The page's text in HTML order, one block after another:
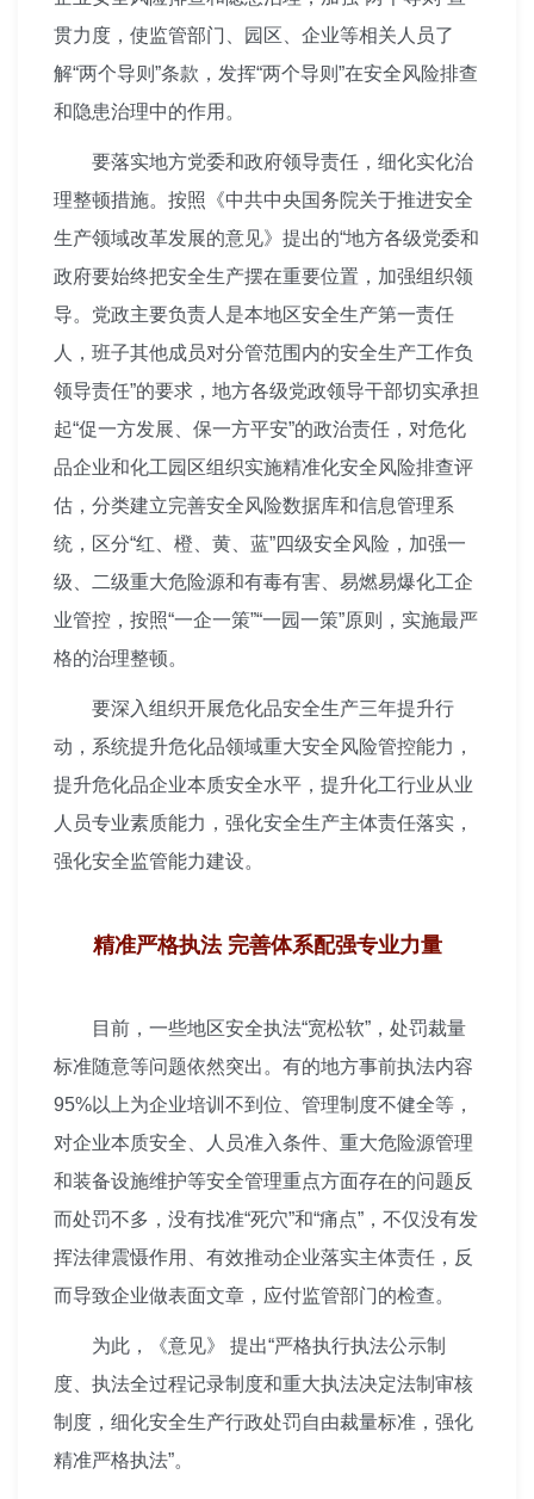
贯力度，使监管部门、园区、企业等相关人员了
解“两个导则”条款，发挥“两个导则”在安全风险排查
和隐患治理中的作用。
要落实地方党委和政府领导责任，细化实化治
理整顿措施。按照《中共中央国务院关于推进安全
生产领域改革发展的意见》提出的“地方各级党委和
政府要始终把安全生产摆在重要位置，加强组织领
导。党政主要负责人是本地区安全生产第一责任
人，班子其他成员对分管范围内的安全生产工作负
领导责任”的要求，地方各级党政领导干部切实承担
起“促一方发展、保一方平安”的政治责任，对危化
品企业和化工园区组织实施精准化安全风险排查评
估，分类建立完善安全风险数据库和信息管理系
统，区分“红、橙、黄、蓝”四级安全风险，加强一
级、二级重大危险源和有毒有害、易燃易爆化工企
业管控，按照“一企一策”“一园一策”原则，实施最严
格的治理整顿。
要深入组织开展危化品安全生产三年提升行
动，系统提升危化品领域重大安全风险管控能力，
提升危化品企业本质安全水平，提升化工行业从业
人员专业素质能力，强化安全生产主体责任落实，
强化安全监管能力建设。
精准严格执法 完善体系配强专业力量
目前，一些地区安全执法“宽松软”，处罚裁量
标准随意等问题依然突出。有的地方事前执法内容
95%以上为企业培训不到位、管理制度不健全等，
对企业本质安全、人员准入条件、重大危险源管理
和装备设施维护等安全管理重点方面存在的问题反
而处罚不多，没有找准“死穴”和“痛点”，不仅没有发
挥法律震慑作用、有效推动企业落实主体责任，反
而导致企业做表面文章，应付监管部门的检查。
为此，《意见》 提出“严格执行执法公示制
度、执法全过程记录制度和重大执法决定法制审核
制度，细化安全生产行政处罚自由裁量标准，强化
精准严格执法”。